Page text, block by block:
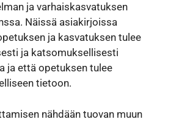
ja varhaiskasvatuksen
Näissä asiakirjoissa
ja kasvatuksen tulee
ja katsomuksellisesti
ja että opetuksen tulee
tietoon.
nähdään tuovan muun